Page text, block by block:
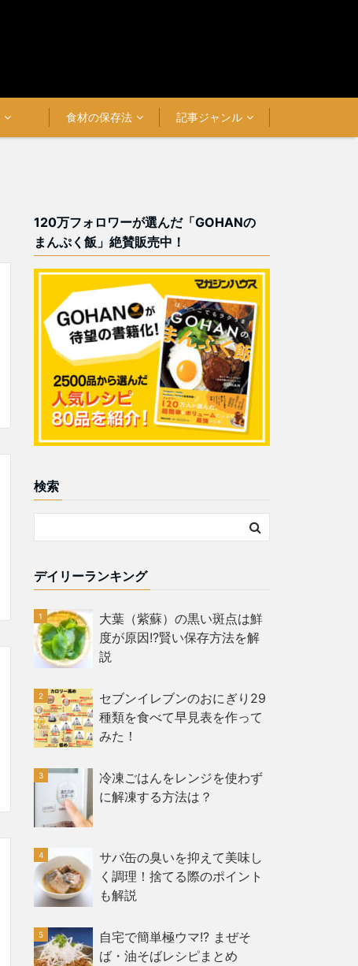
食材の保存法 記事ジャンル
120万フォロワーが選んだ「GOHANの
まんぷく飯」絶賛販売中！
検索
デイリーランキング
大葉（紫蘇）の黒い斑点は鮮
度が原因!?賢い保存方法を解
説
セブンイレブンのおにぎり29
種類を食べて早見表を作って
みた！
冷凍ごはんをレンジを使わず
に解凍する方法は？
サバ缶の臭いを抑えて美味し
く調理！捨てる際のポイント
も解説
自宅で簡単極ウマ!? まぜそ
ば・油そばレシピまとめ